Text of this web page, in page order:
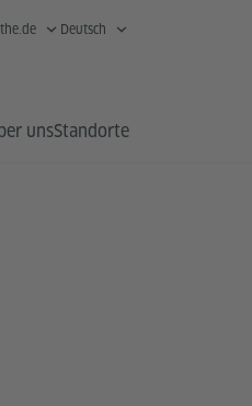
Deutsch
unsStandorte